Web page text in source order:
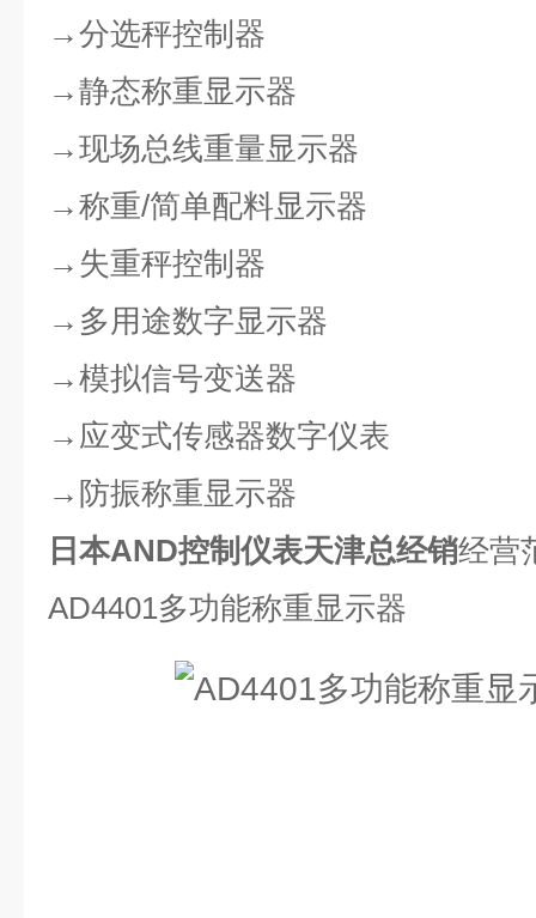
→分选秤控制器
→静态称重显示器
→现场总线重量显示器
→称重/简单配料显示器
→失重秤控制器
→多用途数字显示器
→模拟信号变送器
→应变式传感器数字仪表
→防振称重显示器
日本AND控制仪表天津总经销经营
AD4401多功能称重显示器